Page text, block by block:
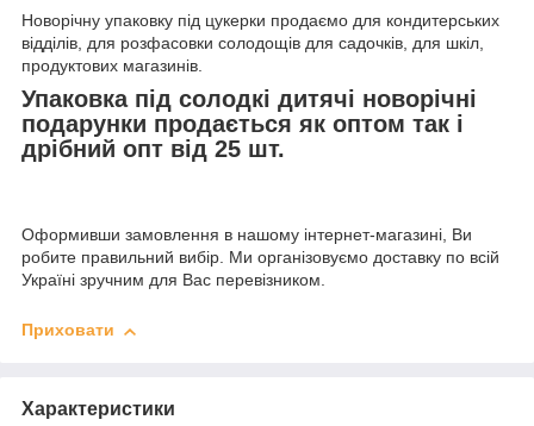
Новорічну упаковку під цукерки продаємо для кондитерських
відділів, для розфасовки солодощів для садочків, для шкіл,
продуктових магазинів.
Упаковка під солодкі дитячі новорічні
подарунки продається як оптом так і
дрібний опт від 25 шт.
Оформивши замовлення в нашому інтернет-магазині, Ви
робите правильний вибір. Ми організовуємо доставку по всій
Україні зручним для Вас перевізником.
Приховати
Характеристики